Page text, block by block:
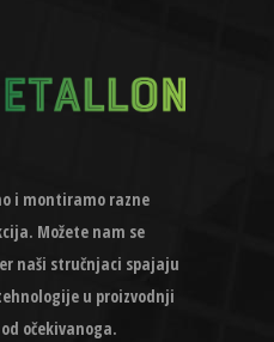
i montiramo razne
Možete nam se
naši stručnjaci spajaju
u proizvodnji
očekivanoga.